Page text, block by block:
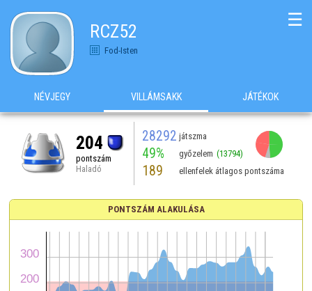
RCZ52
Fod-Isten
☰
NÉVJEGY VILLÁMSAKK JÁTÉKOK
204
pontszám
Haladó
28292 játszma
49% győzelem (13794)
189 ellenfelek átlagos pontszáma
PONTSZÁM ALAKULÁSA